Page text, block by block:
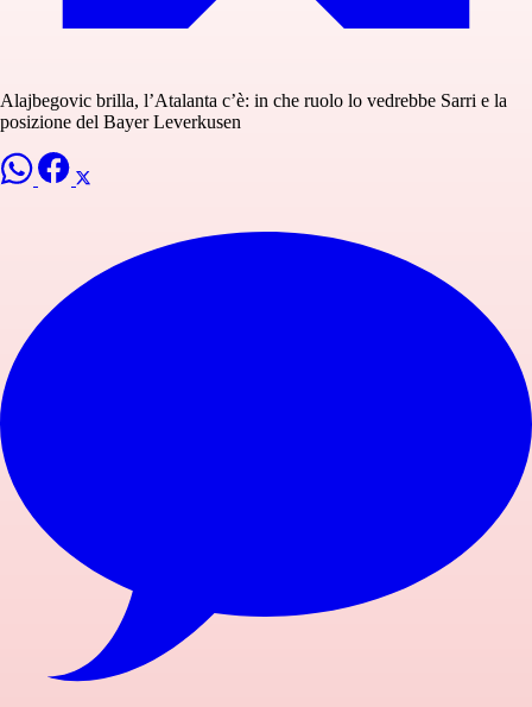
Alajbegovic brilla, l’Atalanta c’è: in che ruolo lo vedrebbe Sarri e la
posizione del Bayer Leverkusen